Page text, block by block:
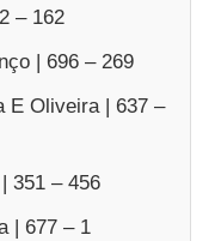
– 162
| 696 – 269
E Oliveira | 637 –
351 – 456
| 677 – 1